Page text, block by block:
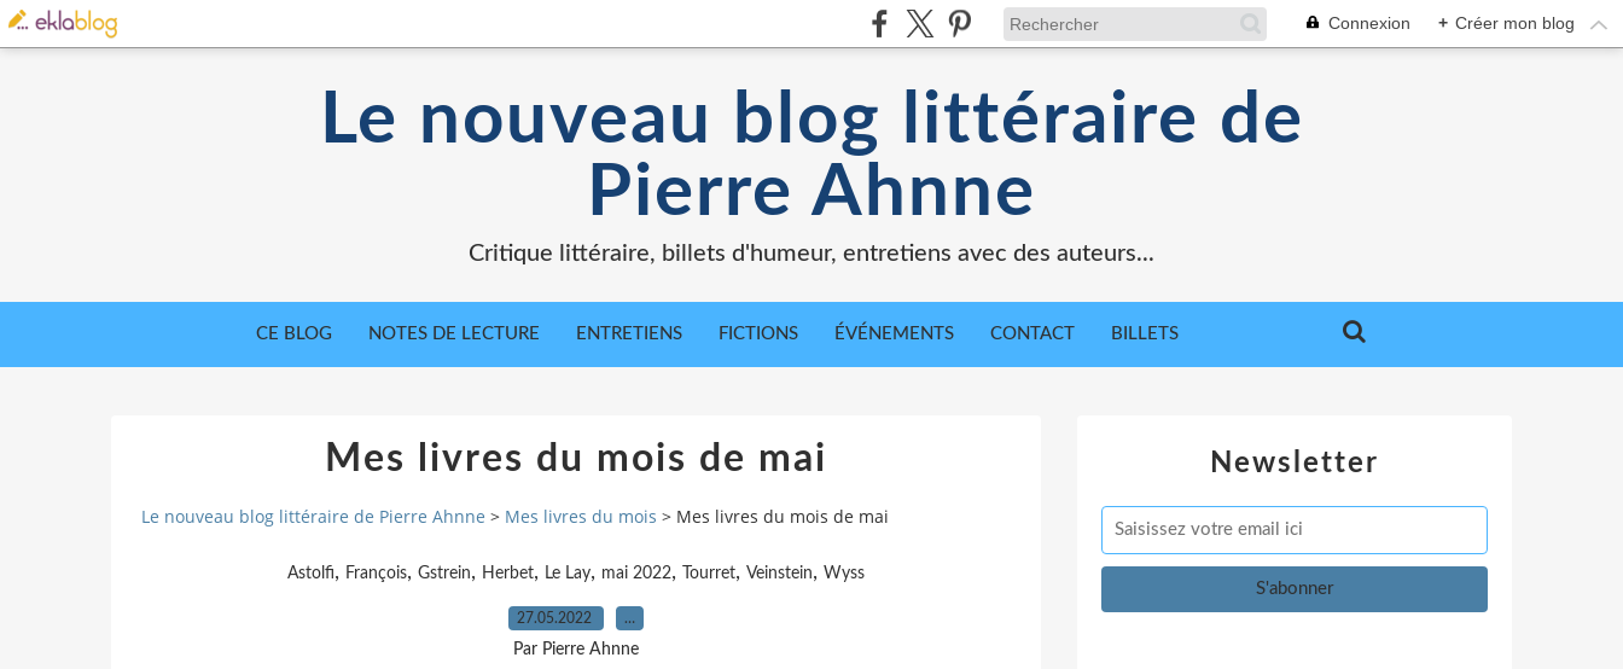
Connexion + Créer mon blog
Le nouveau blog littéraire de
Pierre Ahnne
Critique littéraire, billets d'humeur, entretiens avec des auteurs...
CE BLOG NOTES DE LECTURE ENTRETIENS FICTIONS ÉVÉNEMENTS CONTACT BILLETS
Mes livres du mois de mai
Le nouveau blog littéraire de Pierre Ahnne > Mes livres du mois > Mes livres du mois de mai
Astolfi, François, Gstrein, Herbet, Le Lay, mai 2022, Tourret, Veinstein, Wyss
27.05.2022 …
Par Pierre Ahnne
Newsletter